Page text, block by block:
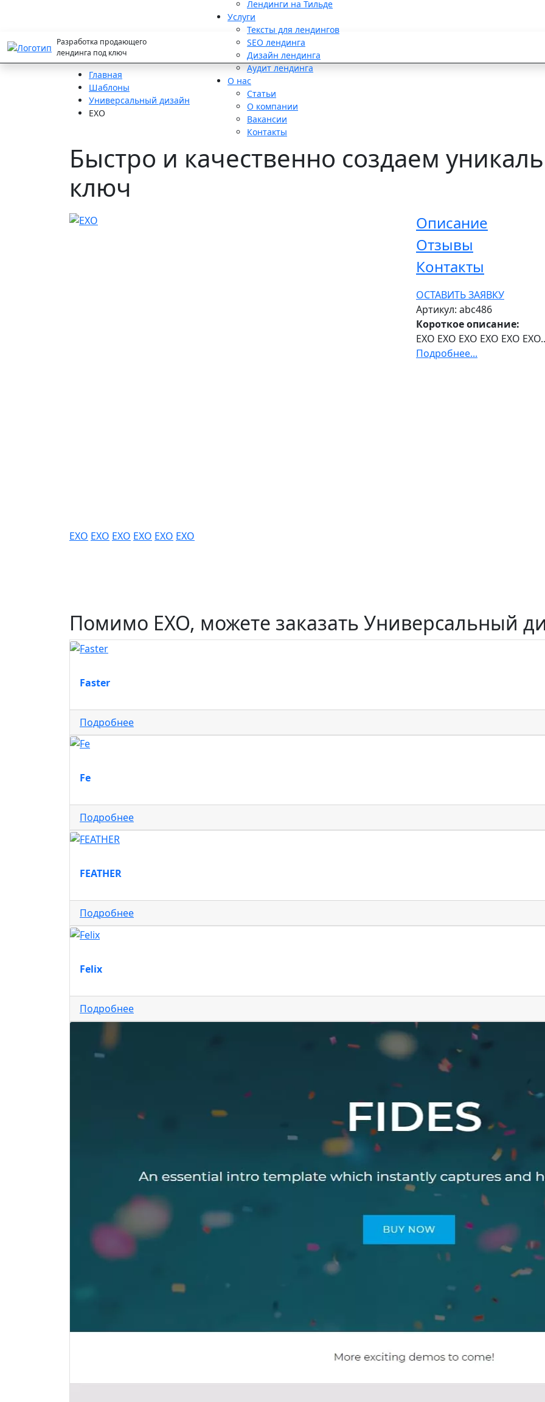
Разработка продающего
лендинга под ключ
Лендинги на Тильде
Услуги
Тексты для лендингов
SEO лендинга
Дизайн лендинга
Аудит лендинга
О нас
Статьи
О компании
Вакансии
Контакты
Главная
Шаблоны
Универсальный дизайн
EXO
Быстро и качественно создаем
ключ
Описание
Отзывы
Контакты
ОСТАВИТЬ ЗАЯВКУ
Артикул: abc486
Короткое описание:
EXO EXO EXO EXO EXO
Подробнее...
EXO EXO EXO EXO EXO EXO
Помимо EXO, можете заказать Универсальный
Faster
Подробнее
Fe
Подробнее
FEATHER
Подробнее
Felix
Подробнее